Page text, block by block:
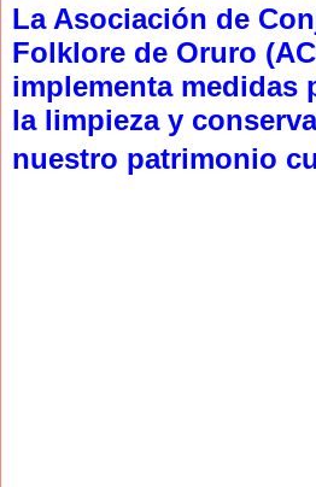
La Asociación de
Folklore de Oruro
implementa medidas
la limpieza y
nuestro patrimonio